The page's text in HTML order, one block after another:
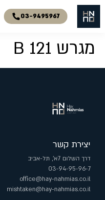
03-9495967
מגרש 121 B
יצירת קשר
דרך השלום 7א', תל-אביב
03-94-95-96-7
office@hay-nahmias.co.il
mishtaken@hay-nahmias.co.il